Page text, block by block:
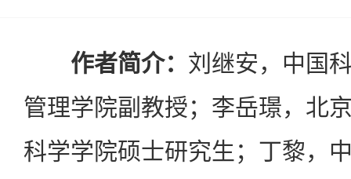
作者简介： 刘继安，中国
管理学院副教授；李岳璟，北
科学学院硕士研究生；丁黎，